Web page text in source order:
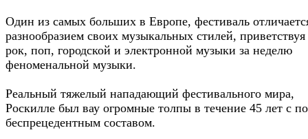
Один из самых больших в Европе, фестиваль
разнообразием своих музыкальных стилей, приветствуя
рок, поп, городской и электронной музыки за неделю
феноменальной музыки.
Реальный тяжелый нападающий фестивального мира,
Роскилле был вау огромные толпы в течение 45 лет с
беспрецедентным составом.